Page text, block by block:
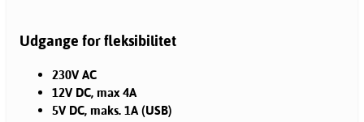
Udgange for fleksibilitet
230V AC
12V DC, max 4A
5V DC, maks. 1A (USB)